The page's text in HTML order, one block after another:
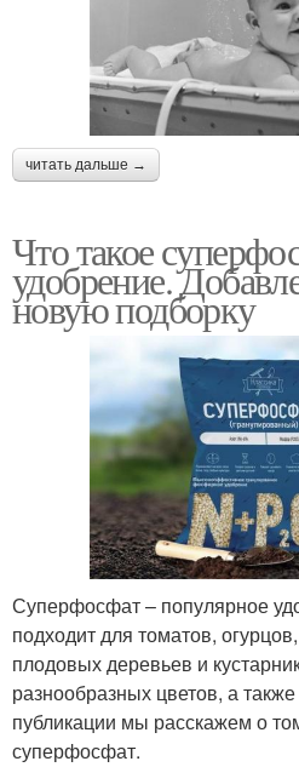
читать дальше →
Что такое
удобрение.
новую подборку
Суперфосфат – популярное
подходит для томатов,
плодовых деревьев и
разнообразных цветов, а
публикации мы расскажем о
суперфосфат.